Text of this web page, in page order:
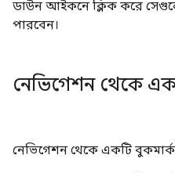
ডাউন আইকনে ক্লিক করে
পারবেন।
নেভিগেশন থেকে
নেভিগেশন থেকে একটি